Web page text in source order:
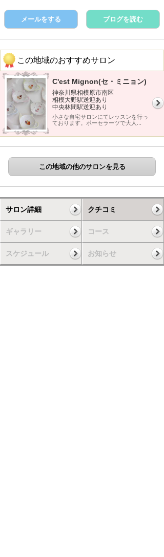
メールをする ブログを読む
この地域のおすすめサロン
C'est Mignon(セ・ミニョン)
神奈川県相模原市南区
相模大野駅送迎あり
中央林間駅送迎あり
小さな自宅サロンにてレッスンを行っ
ております。ポーセラーツで大人...
この地域の他のサロンを見る
サロン詳細 クチコミ
ギャラリー コース
スケジュール お知らせ